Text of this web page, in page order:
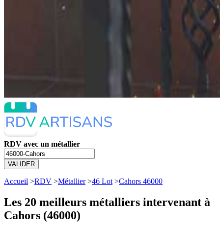
RDV avec un métallier
VALIDER
Accueil >RDV >Métallier>46 Lot >Cahors 46000
Les 20 meilleurs métalliers intervenant à
Cahors (46000)